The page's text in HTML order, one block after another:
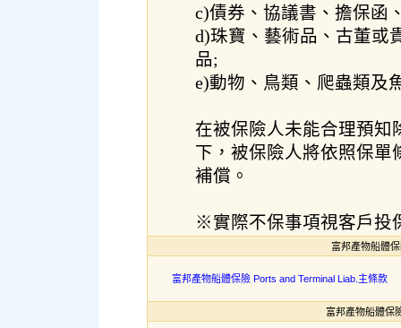
c)債券、協議書、擔保函
d)珠寶、藝術品、古董或
品;
e)動物、鳥類、爬蟲類及
在被保險人未能合理預知
下，被保險人將依照保單
補償。
※實際不保事項視客戶投
富邦產物船體
富邦產物船體保險 Ports and Terminal Liab.主條款
富邦產物船體保